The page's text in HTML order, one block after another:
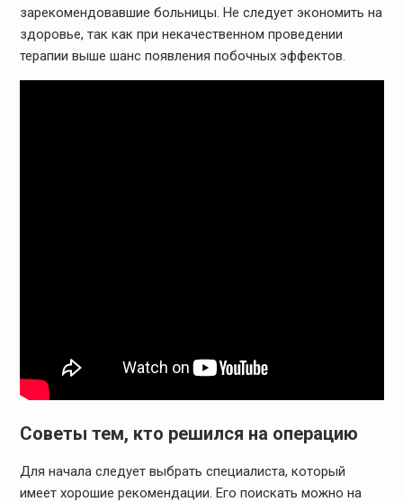
зарекомендовавшие больницы. Не следует экономить на
здоровье, так как при некачественном проведении
терапии выше шанс появления побочных эффектов.
Советы тем, кто решился на операцию
Для начала следует выбрать специалиста, который
имеет хорошие рекомендации. Его поискать можно на